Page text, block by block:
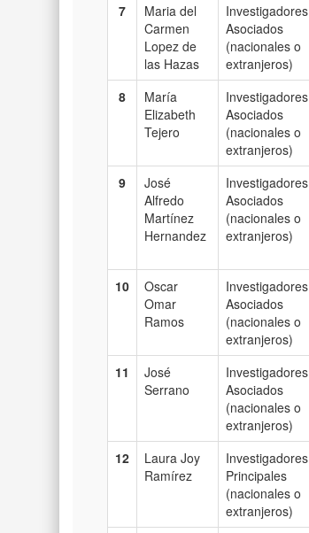
7
Maria del
Carmen
Lopez de
las Hazas
Investigadores
Asociados
(nacionales o
extranjeros)
8
María
Elizabeth
Tejero
Investigadores
Asociados
(nacionales o
extranjeros)
9
José
Alfredo
Martínez
Hernandez
Investigadores
Asociados
(nacionales o
extranjeros)
10
Oscar
Omar
Ramos
Investigadores
Asociados
(nacionales o
extranjeros)
11
José
Serrano
Investigadores
Asociados
(nacionales o
extranjeros)
12
Laura Joy
Ramírez
Investigadores
Principales
(nacionales o
extranjeros)